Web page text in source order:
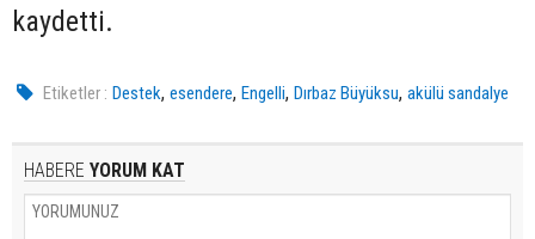
kaydetti.
Etiketler : Destek,esendere,Engelli,Dırbaz Büyüksu,akülü sandalye
HABERE YORUM KAT